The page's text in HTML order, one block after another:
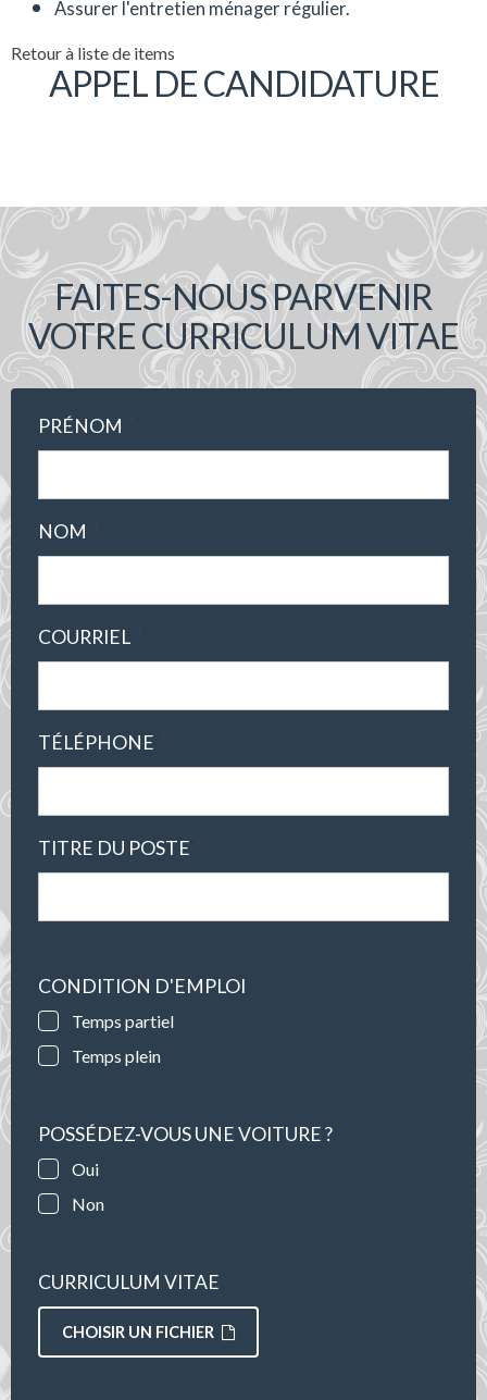
Assurer l'entretien ménager régulier.
Retour à liste de items
APPEL DE CANDIDATURE
FAITES-NOUS PARVENIR
VOTRE CURRICULUM VITAE
PRÉNOM
NOM
COURRIEL
TÉLÉPHONE
TITRE DU POSTE
CONDITION D'EMPLOI
Temps partiel
Temps plein
POSSÉDEZ-VOUS UNE VOITURE ?
Oui
Non
CURRICULUM VITAE
CHOISIR UN FICHIER